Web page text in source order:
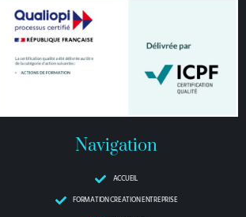
Navigation
ACCUEIL
FORMATION CREATION ENTREPRISE